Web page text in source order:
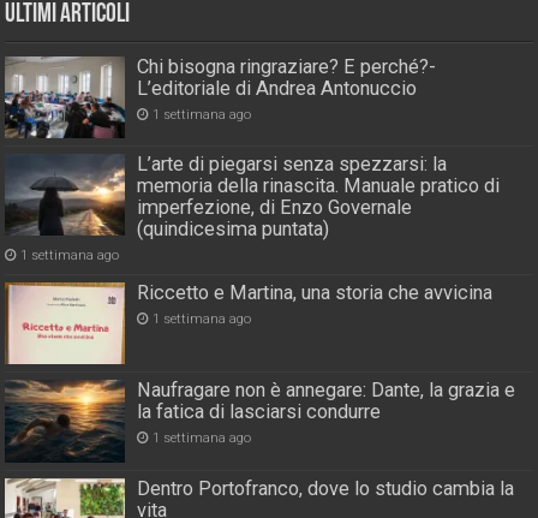
Ultimi Articoli
Chi bisogna ringraziare? E perché?-
L’editoriale di Andrea Antonuccio
1 settimana ago
L’arte di piegarsi senza spezzarsi: la
memoria della rinascita. Manuale pratico di
imperfezione, di Enzo Governale
(quindicesima puntata)
1 settimana ago
Riccetto e Martina, una storia che avvicina
1 settimana ago
Naufragare non è annegare: Dante, la grazia e
la fatica di lasciarsi condurre
1 settimana ago
Dentro Portofranco, dove lo studio cambia la
vita